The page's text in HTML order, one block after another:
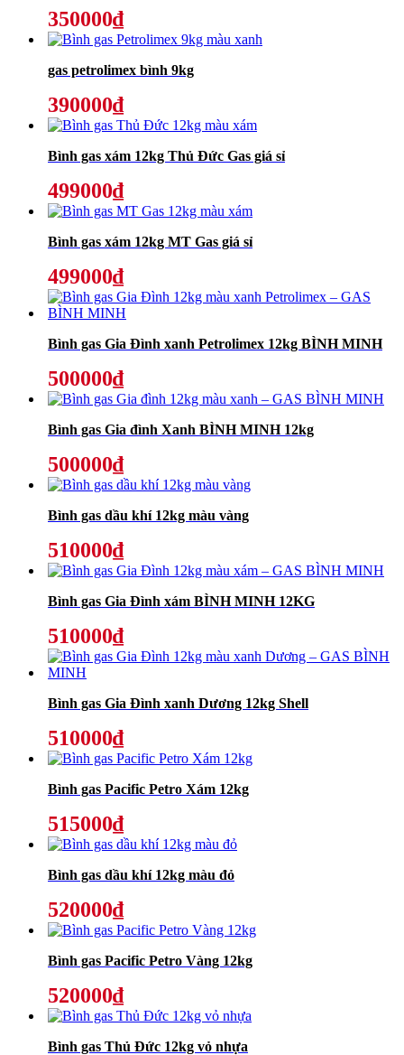
350000₫
gas petrolimex bình 9kg
390000₫
Bình gas xám 12kg Thủ Đức Gas giá sỉ
499000₫
Bình gas xám 12kg MT Gas giá sỉ
499000₫
Bình gas Gia Đình xanh Petrolimex 12kg BÌNH MINH
500000₫
Bình gas Gia đình Xanh BÌNH MINH 12kg
500000₫
Bình gas dầu khí 12kg màu vàng
510000₫
Bình gas Gia Đình xám BÌNH MINH 12KG
510000₫
Bình gas Gia Đình xanh Dương 12kg Shell
510000₫
Bình gas Pacific Petro Xám 12kg
515000₫
Bình gas dầu khí 12kg màu đỏ
520000₫
Bình gas Pacific Petro Vàng 12kg
520000₫
Bình gas Thủ Đức 12kg vỏ nhựa